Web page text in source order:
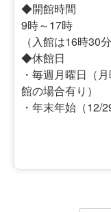
◆開館時間
9時～17時
（入館は16時30
◆休館日
・毎週月曜日（
館の場合有り）
・年末年始（12/